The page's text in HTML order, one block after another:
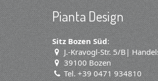
Pianta Design
Sitz Bozen Süd:
J.-Kravogl-Str. 5/B|
39100 Bozen
Tel. +39 0471 934810